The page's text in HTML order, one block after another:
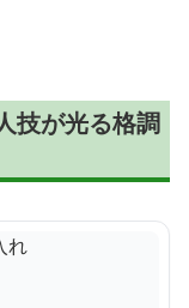
技が光る格調